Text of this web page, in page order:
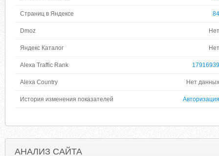
Страниц в Яндексе 84
Dmoz Нет
Яндекс Каталог Нет
Alexa Traffic Rank 17916939
Alexa Country Нет данных
История изменения показателей Авторизация
АНАЛИЗ САЙТА